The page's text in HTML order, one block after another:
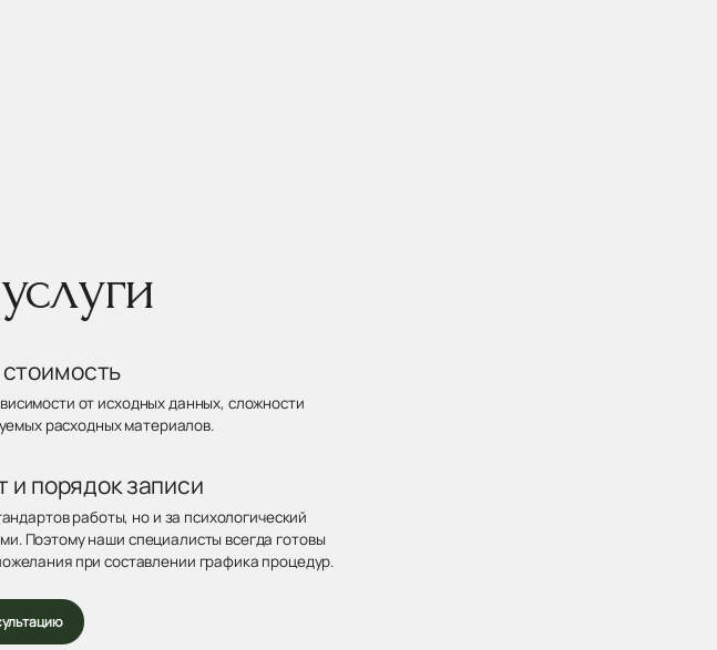
от исходных данных, сложности
расходных материалов.
и порядок записи
работы, но и за психологический
Поэтому наши специалисты всегда готовы
при составлении графика процедур.